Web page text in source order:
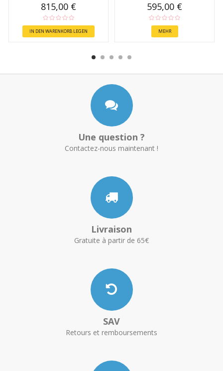
815,00 €
IN DEN WARENKORB LEGEN
595,00 €
MEHR
Une question ?
Contactez-nous maintenant !
Livraison
Gratuite à partir de 65€
SAV
Retours et remboursements